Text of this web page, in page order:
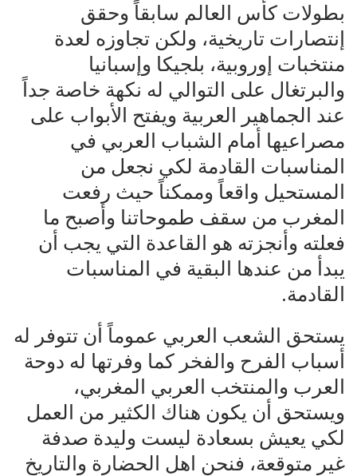
بطولات كأس العالم سابقاً وحقق
إنتصارات تاريخية، ولكن تجاوزه لعدة
منتخبات إوروبية، بلجيكا وإسبانيا
والبرتغال على التوالي له نكهة خاصة جداً
عند الجماهير العربية ويفتح الأبواب على
مصراعيها أمام الشباب العربي في
المناسبات القادمة لكي نجعل من
المستحيل واقعاً وممكناً حيث رفعت
المغرب من سقف طموحاتنا وأصبح ما
فعلته وأنجزته هو القاعدة التي يجب أن
يبدأ من عندها البقية في المناسبات
القادمة.
يستحق الشعب العربي عموماً أن تتوفر له
أسباب الفرح والفخر كما وفرتها له دوحة
العرب والمنتخب العربي المغربي،
ويستحق أن يكون هناك الكثير من العمل
لكي يعيش بسعادة ليست وليدة صدفة
غير متوقعة، فنحن اهل الحضارة والتاريخ